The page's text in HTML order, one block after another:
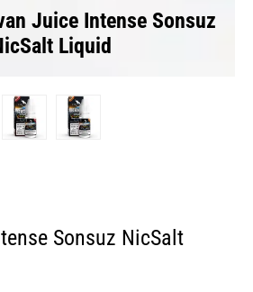
Juice Intense Sonsuz
Liquid
Sonsuz NicSalt